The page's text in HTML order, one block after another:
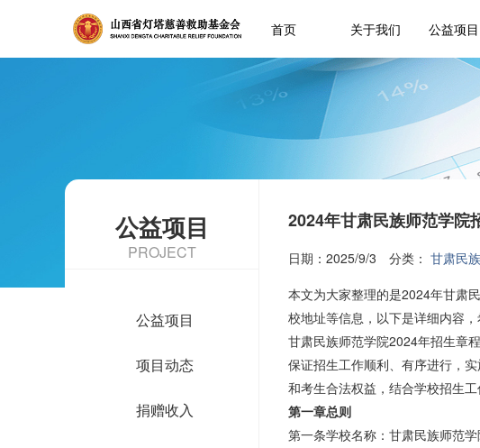
首页 关于我们 公益项目
公益项目
PROJECT
公益项目
项目动态
捐赠收入
2024年甘肃民族师范学院
日期：2025/9/3 分类： 甘肃民
本文为大家整理的是2024年甘肃
校地址等信息，以下是详细内容，
甘肃民族师范学院2024年招生章
保证招生工作顺利、有序进行，
和考生合法权益，结合学校招生工
第一章总则
第一条学校名称：甘肃民族师范